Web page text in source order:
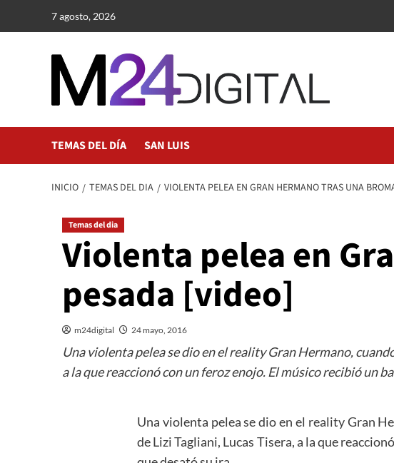
7 agosto, 2026
TEMAS DEL DÍA SAN LUIS
INICIO TEMAS DEL DIA VIOLENTA PELEA EN GRAN HERMANO TRAS UNA
Temas del dia
Violenta pelea en
pesada [video]
m24digital 24 mayo, 2016
Una violenta pelea se dio en el reality Gran Hermano,
a la que reaccionó con un feroz enojo. El músico recibió un
Una violenta pelea se dio en el reality Gran
de Lizi Tagliani, Lucas Tisera, a la que